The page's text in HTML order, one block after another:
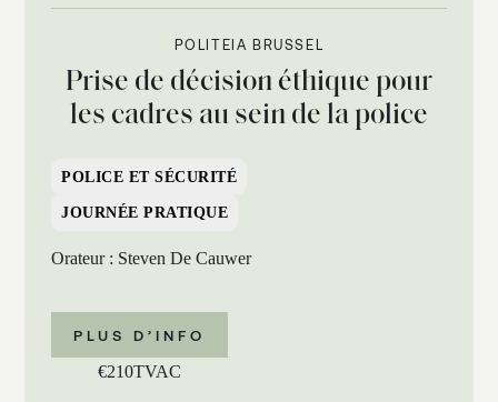
POLITEIA BRUSSEL
Prise de décision éthique pour
les cadres au sein de la police
POLICE ET SÉCURITÉ
JOURNÉE PRATIQUE
Orateur : Steven De Cauwer
PLUS D’INFO
€210TVAC